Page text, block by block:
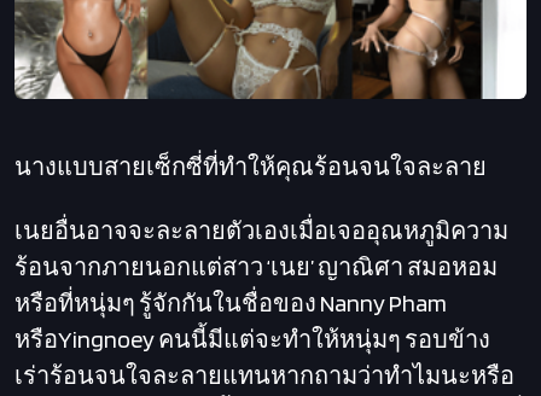
นางแบบสายเซ็กซี่ที่ทำให้คุณร้อนจนใจละลาย
เนยอื่นอาจจะละลายตัวเองเมื่อเจออุณหภูมิความ
ร้อนจากภายนอกแต่สาว ‘เนย’ ญาณิศา สมอหอม
หรือที่หนุ่มๆ รู้จักกันในชื่อของ Nanny Pham
หรือYingnoey คนนี้มีแต่จะทำให้หนุ่มๆ รอบข้าง
เร่าร้อนจนใจละลายแทนหากถามว่าทำไมนะหรือ